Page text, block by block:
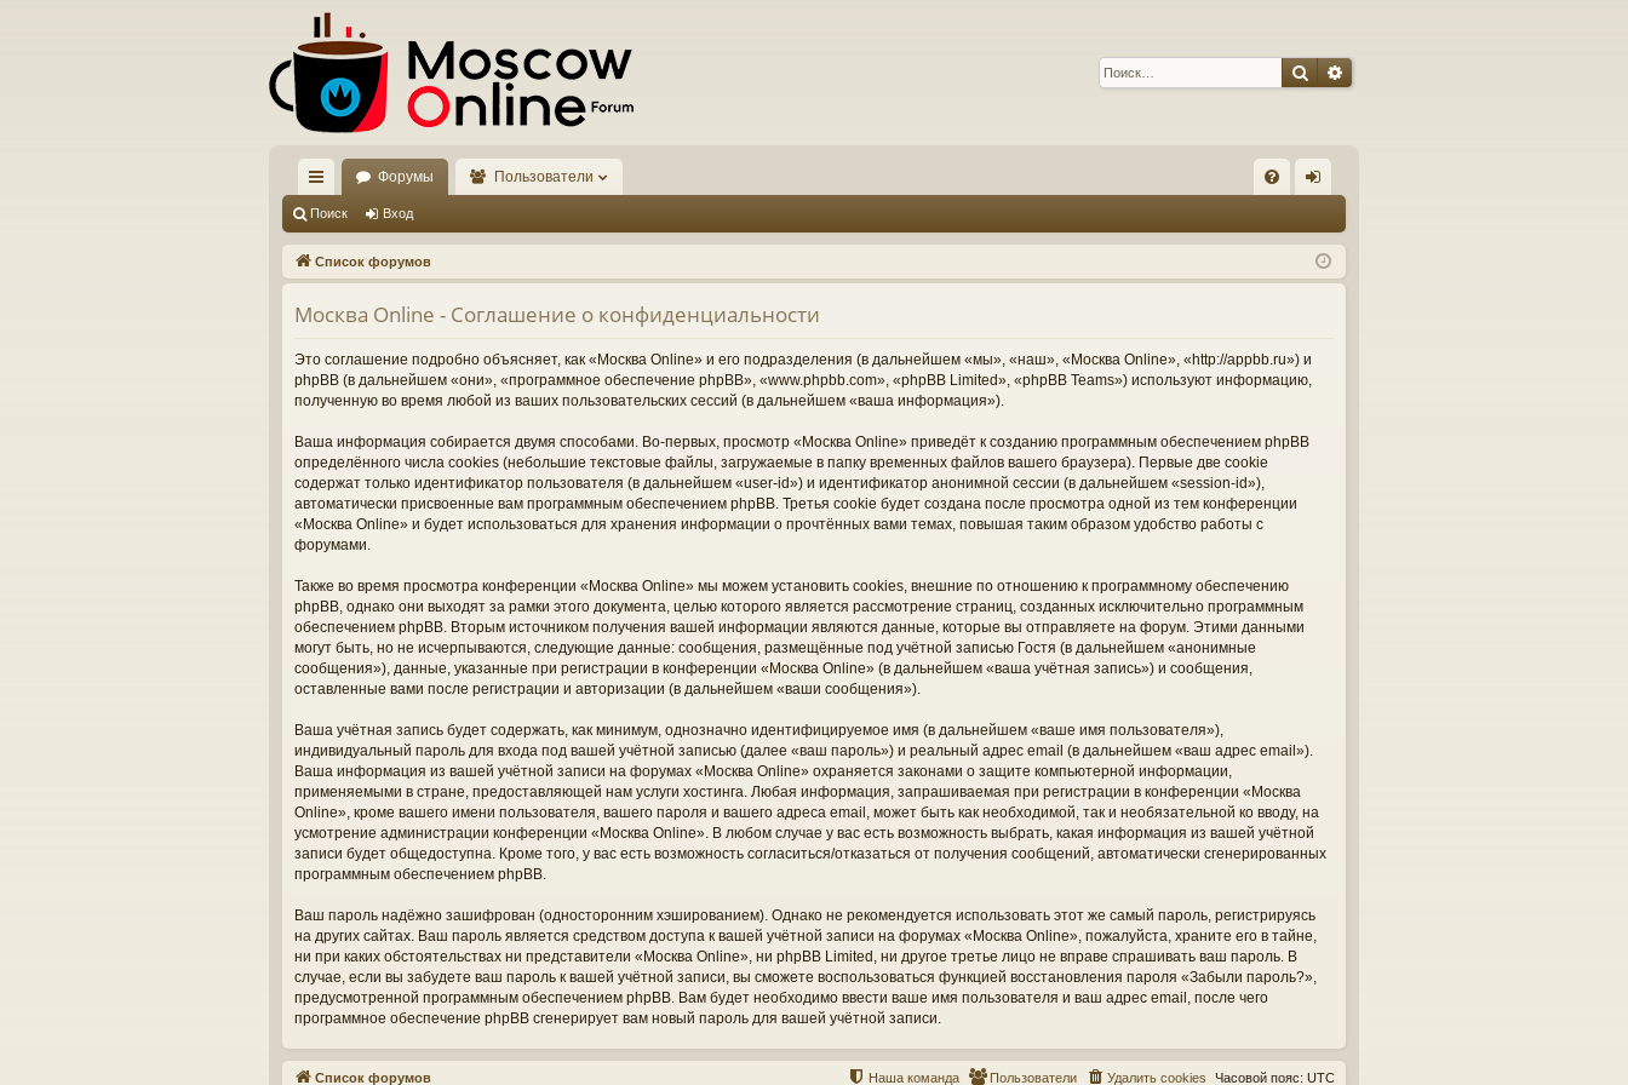
ПоискРасширенный поиск
с
ы
лк
и
Форумы Пользователи
Q д
Поиск Вход
Список форумов
Москва Online - Соглашение о конфиденциальности
Это соглашение подробно объясняет, как «Москва Online» и его подразделения (в дальнейшем «мы», «наш», «Москва Online», «http://appbb.ru») и
phpBB (в дальнейшем «они», «программное обеспечение phpBB», «www.phpbb.com», «phpBB Limited», «phpBB Teams») используют информацию,
полученную во время любой из ваших пользовательских сессий (в дальнейшем «ваша информация»).
Ваша информация собирается двумя способами. Во-первых, просмотр «Москва Online» приведёт к созданию программным обеспечением phpBB
определённого числа cookies (небольшие текстовые файлы, загружаемые в папку временных файлов вашего браузера). Первые две cookie
содержат только идентификатор пользователя (в дальнейшем «user-id») и идентификатор анонимной сессии (в дальнейшем «session-id»),
автоматически присвоенные вам программным обеспечением phpBB. Третья cookie будет создана после просмотра одной из тем конференции
«Москва Online» и будет использоваться для хранения информации о прочтённых вами темах, повышая таким образом удобство работы с
форумами.
Также во время просмотра конференции «Москва Online» мы можем установить cookies, внешние по отношению к программному обеспечению
phpBB, однако они выходят за рамки этого документа, целью которого является рассмотрение страниц, созданных исключительно программным
обеспечением phpBB. Вторым источником получения вашей информации являются данные, которые вы отправляете на форум. Этими данными
могут быть, но не исчерпываются, следующие данные: сообщения, размещённые под учётной записью Гостя (в дальнейшем «анонимные
сообщения»), данные, указанные при регистрации в конференции «Москва Online» (в дальнейшем «ваша учётная запись») и сообщения,
оставленные вами после регистрации и авторизации (в дальнейшем «ваши сообщения»).
Ваша учётная запись будет содержать, как минимум, однозначно идентифицируемое имя (в дальнейшем «ваше имя пользователя»),
индивидуальный пароль для входа под вашей учётной записью (далее «ваш пароль») и реальный адрес email (в дальнейшем «ваш адрес email»).
Ваша информация из вашей учётной записи на форумах «Москва Online» охраняется законами о защите компьютерной информации,
применяемыми в стране, предоставляющей нам услуги хостинга. Любая информация, запрашиваемая при регистрации в конференции «Москва
Online», кроме вашего имени пользователя, вашего пароля и вашего адреса email, может быть как необходимой, так и необязательной ко вводу, на
усмотрение администрации конференции «Москва Online». В любом случае у вас есть возможность выбрать, какая информация из вашей учётной
записи будет общедоступна. Кроме того, у вас есть возможность согласиться/отказаться от получения сообщений, автоматически сгенерированных
программным обеспечением phpBB.
Ваш пароль надёжно зашифрован (односторонним хэшированием). Однако не рекомендуется использовать этот же самый пароль, регистрируясь
на других сайтах. Ваш пароль является средством доступа к вашей учётной записи на форумах «Москва Online», пожалуйста, храните его в тайне,
ни при каких обстоятельствах ни представители «Москва Online», ни phpBB Limited, ни другое третье лицо не вправе спрашивать ваш пароль. В
случае, если вы забудете ваш пароль к вашей учётной записи, вы сможете воспользоваться функцией восстановления пароля «Забыли пароль?»,
предусмотренной программным обеспечением phpBB. Вам будет необходимо ввести ваше имя пользователя и ваш адрес email, после чего
программное обеспечение phpBB сгенерирует вам новый пароль для вашей учётной записи.
Список форумов Часовой пояс: UTC
Удалить cookies
Пользователи
Наша команда